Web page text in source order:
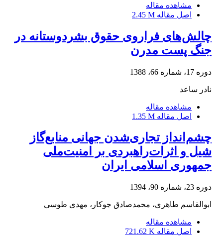
مشاهده مقاله
اصل مقاله 2.45 M
چالش‌های فراروی حقوق بشردوستانه در
جنگ پست مدرن
دوره 17، شماره 66، 1388
نادر ساعد
مشاهده مقاله
اصل مقاله 1.35 M
چشم‌انداز تجاری‌شدن جهانی منابع‌گاز
شیل و اثرات‌راهبردی بر امنیت‌ملی
جمهوری اسلامی ‌ایران
دوره 23، شماره 90، 1394
ابوالقاسم طاهری، محمدصادق جوکار، مهدی طوسی
مشاهده مقاله
اصل مقاله 721.62 K